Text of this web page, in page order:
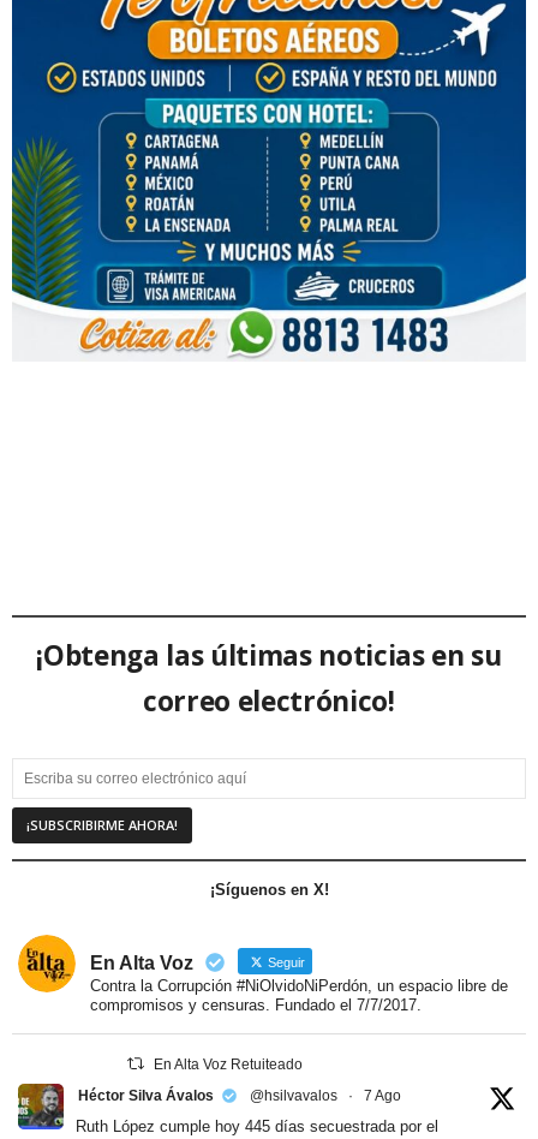
¡Obtenga las últimas noticias en su
correo electrónico!
¡Síguenos en X!
En Alta Voz Seguir
Contra la Corrupción #NiOlvidoNiPerdón, un espacio libre de
compromisos y censuras. Fundado el 7/7/2017.
En Alta Voz Retuiteado
Héctor Silva Ávalos
@hsilvavalos · 7 Ago
Ruth López cumple hoy 445 días secuestrada por el